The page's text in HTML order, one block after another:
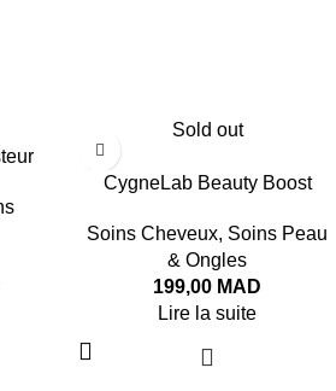
Sold out
CygneLab Beauty Boost
Fraise 60 Gummies
Soins Cheveux, Soins Peau
& Ongles
199,00 MAD
Lire la suite